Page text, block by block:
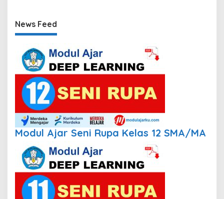
News Feed
Modul Ajar Seni Rupa Kelas 12 SMA/MA